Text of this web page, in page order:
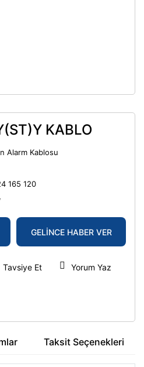
KABLO
Alarm Kablosu
165 120
GELİNCE HABER VER
Tavsiye Et Yorum Yaz
Taksit Seçenekleri